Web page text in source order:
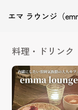
エマ ラウンジ（
料理・ドリンク